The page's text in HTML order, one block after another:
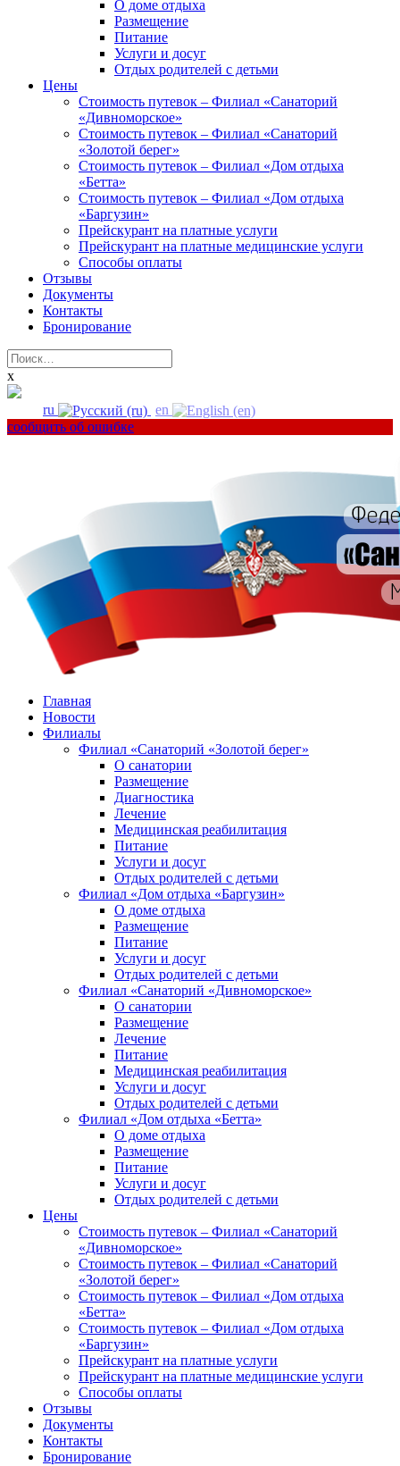
О доме отдыха
Размещение
Питание
Услуги и досуг
Отдых родителей с детьми
Цены
Стоимость путевок – Филиал «Санаторий
«Дивноморское»
Стоимость путевок – Филиал «Санаторий
«Золотой берег»
Стоимость путевок – Филиал «Дом отдыха
«Бетта»
Стоимость путевок – Филиал «Дом отдыха
«Баргузин»
Прейскурант на платные услуги
Прейскурант на платные медицинские услуги
Способы оплаты
Отзывы
Документы
Контакты
Бронирование
Найти:
x
ru
en
сообщить об ошибке
Главная
Новости
Филиалы
Филиал «Санаторий «Золотой берег»
О санатории
Размещение
Диагностика
Лечение
Медицинская реабилитация
Питание
Услуги и досуг
Отдых родителей с детьми
Филиал «Дом отдыха «Баргузин»
О доме отдыха
Размещение
Питание
Услуги и досуг
Отдых родителей с детьми
Филиал «Санаторий «Дивноморское»
О санатории
Размещение
Лечение
Питание
Медицинская реабилитация
Услуги и досуг
Отдых родителей с детьми
Филиал «Дом отдыха «Бетта»
О доме отдыха
Размещение
Питание
Услуги и досуг
Отдых родителей с детьми
Цены
Стоимость путевок – Филиал «Санаторий
«Дивноморское»
Стоимость путевок – Филиал «Санаторий
«Золотой берег»
Стоимость путевок – Филиал «Дом отдыха
«Бетта»
Стоимость путевок – Филиал «Дом отдыха
«Баргузин»
Прейскурант на платные услуги
Прейскурант на платные медицинские услуги
Способы оплаты
Отзывы
Документы
Контакты
Бронирование